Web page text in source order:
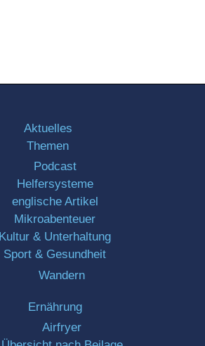
Aktuelles
Themen
Podcast
Helfersysteme
englische Artikel
Mikroabenteuer
Kultur & Unterhaltung
Sport & Gesundheit
Wandern
Ernährung
Airfryer